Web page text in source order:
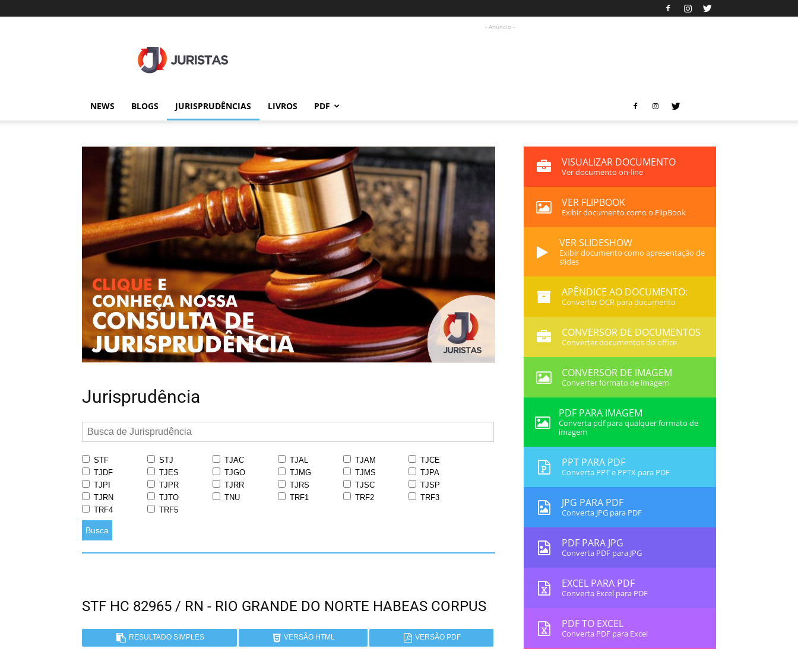
- Anúncio -
NEWS BLOGS JURISPRUDÊNCIAS LIVROS PDF
Jurisprudência
STF STJ TJAC TJAL TJAM
TJCE
TJDF
TJES TJGO TJMG TJMS
TJPA
TJPI
TJPR TJRR TJRS TJSC
TJSP
TJRN
TJTO TNU TRF1 TRF2
TRF3
TRF4
TRF5
Busca
STF HC 82965 / RN - RIO GRANDE DO NORTE HABEAS CORPUS
RESULTADO SIMPLES VERSÃO HTML VERSÃO PDF
VISUALIZAR DOCUMENTO
Ver documento on-line
VER FLIPBOOK
Exibir documento como o FlipBook
VER SLIDESHOW
Exibir documento como apresentação de
slides
APÊNDICE AO DOCUMENTO:
Converter OCR para documento
CONVERSOR DE DOCUMENTOS
Converter documentos do office
CONVERSOR DE IMAGEM
Converter formato de imagem
PDF PARA IMAGEM
Converta pdf para qualquer formato de
imagem
PPT PARA PDF
Converta PPT e PPTX para PDF
JPG PARA PDF
Converta JPG para PDF
PDF PARA JPG
Converta PDF para JPG
EXCEL PARA PDF
Converta Excel para PDF
PDF TO EXCEL
Converta PDF para Excel